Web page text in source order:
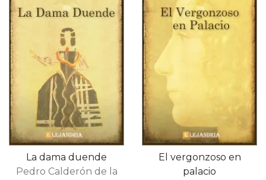
La dama duende
Pedro Calderón de la
El vergonzoso en
palacio